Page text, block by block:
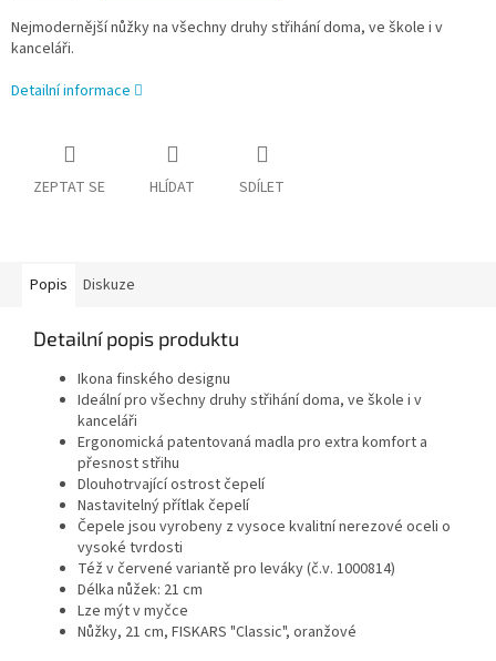
Nejmodernější nůžky na všechny druhy střihání doma, ve škole i v
kanceláři.
Detailní informace
ZEPTAT SE HLÍDAT SDÍLET
Popis Diskuze
Detailní popis produktu
Ikona finského designu
Ideální pro všechny druhy střihání doma, ve škole i v
kanceláři
Ergonomická patentovaná madla pro extra komfort a
přesnost střihu
Dlouhotrvající ostrost čepelí
Nastavitelný přítlak čepelí
Čepele jsou vyrobeny z vysoce kvalitní nerezové oceli o
vysoké tvrdosti
Též v červené variantě pro leváky (č.v. 1000814)
Délka nůžek: 21 cm
Lze mýt v myčce
Nůžky, 21 cm, FISKARS "Classic", oranžové